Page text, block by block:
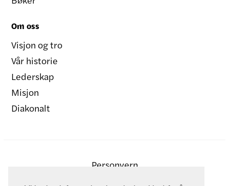
Om oss
Visjon og tro
Vår historie
Lederskap
Misjon
Diakonalt
Personvern